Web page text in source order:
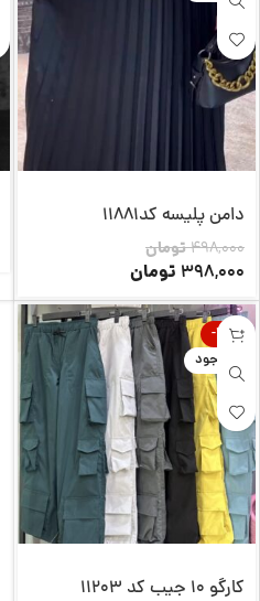
دامن پلیسه کد11881
498,000تومان
398,000 تومان
-14%
ناموجود
کارگو 10 جیب کد 11203